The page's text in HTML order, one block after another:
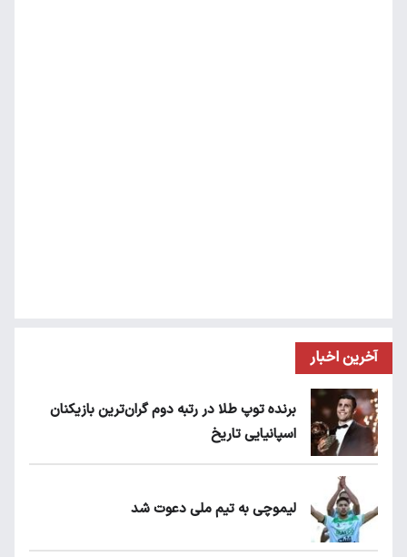
آخرین اخبار
برنده توپ طلا در رتبه دوم گران‌ترین بازیکنان
اسپانیایی تاریخ
لیموچی به تیم ملی دعوت شد